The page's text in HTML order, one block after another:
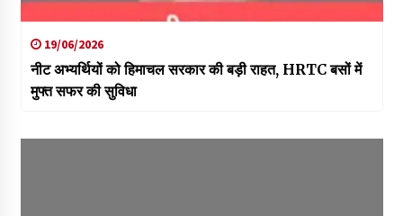
19/06/2026
नीट अभ्यर्थियों को हिमाचल सरकार की बड़ी राहत, HRTC बसों में
मुफ्त सफर की सुविधा